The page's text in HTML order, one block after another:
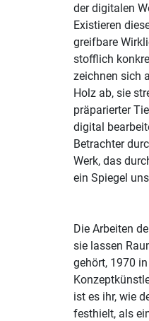
der digitalen
Existieren
greifbare
stofflich
zeichnen sich
Holz ab, sie
präparierter
digital
Betrachter
Werk, das
ein Spiegel
Die Arbeiten
sie lassen
gehört, 1970
ist es ihr, wie
festhielt, als